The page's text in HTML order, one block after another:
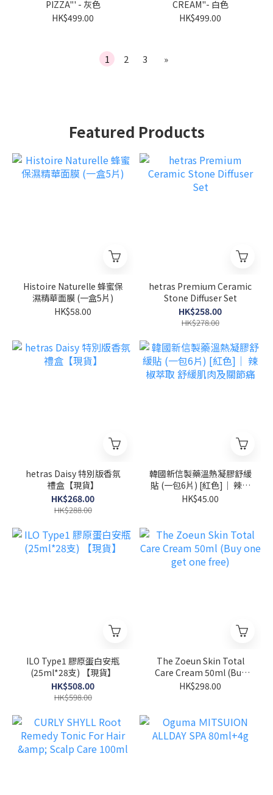
PIZZA"' - 灰色
HK$499.00
CREAM"- 白色
HK$499.00
1 2 3 »
Featured Products
Histoire Naturelle 蜂蜜保
濕精華面膜 (一盒5片)
HK$58.00
hetras Premium Ceramic
Stone Diffuser Set
HK$258.00
HK$278.00
hetras Daisy 特別版香氛
禮盒【現貨】
HK$268.00
HK$288.00
韓國新信製藥溫熱凝膠舒緩
貼 (一包6片) [紅色]｜ 辣椒
萃取 舒緩肌肉及關節痛
HK$45.00
ILO Type1 膠原蛋白安瓶
(25ml*28支) 【現貨】
HK$508.00
HK$598.00
The Zoeun Skin Total
Care Cream 50ml (Buy
one get one free)
HK$298.00